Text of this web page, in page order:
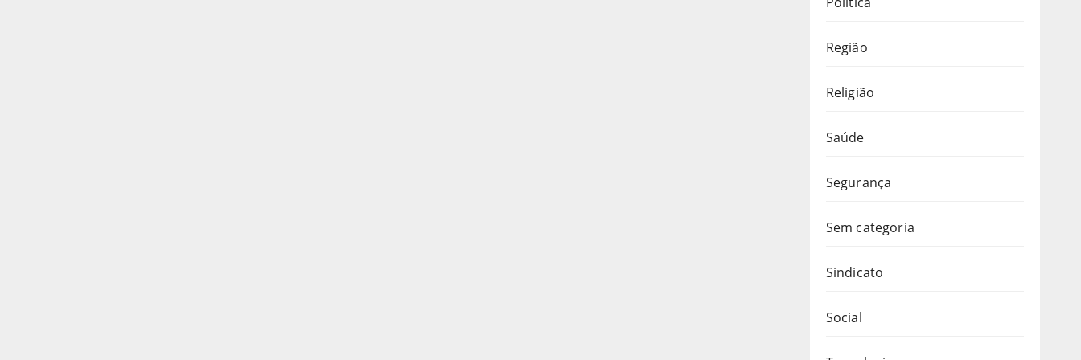
Região
Religião
Saúde
Segurança
Sem categoria
Sindicato
Social